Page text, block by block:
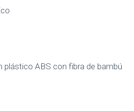
plástico ABS con fibra de bambú